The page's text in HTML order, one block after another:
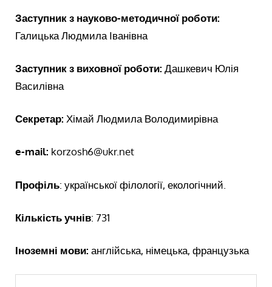
Заступник з науково-методичної роботи:
Галицька Людмила Іванівна
Заступник з виховної роботи:Дашкевич Юлія
Василівна
Секретар: Хімай Людмила Володимирівна
e-mail: korzosh6@ukr.net
Профіль: української філології, екологічний.
Кількість учнів: 731
Іноземні мови: англійська, німецька, французька